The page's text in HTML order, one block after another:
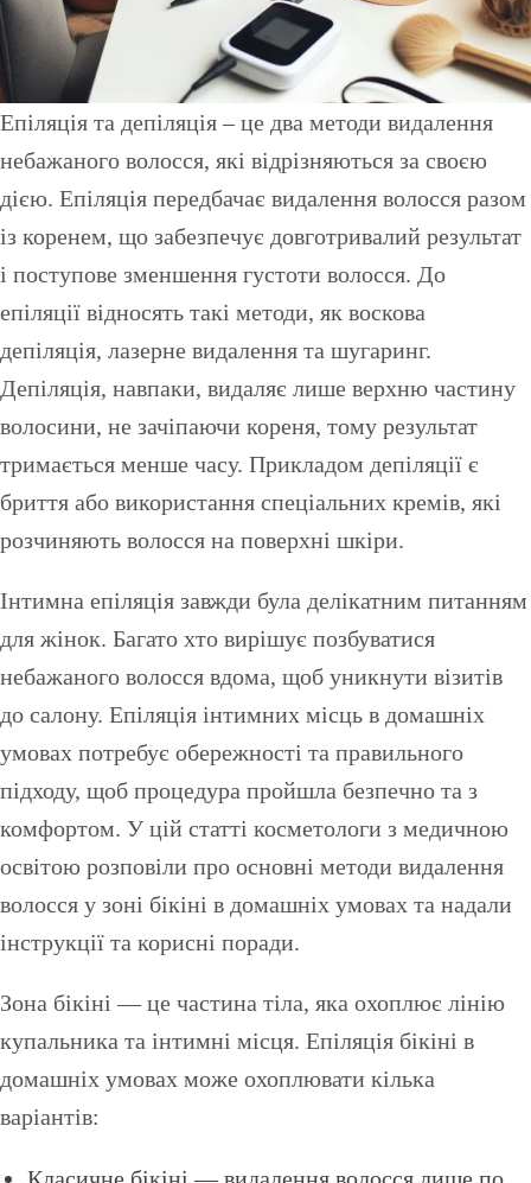
Епіляція та депіляція – це два методи видалення
небажаного волосся, які відрізняються за своєю
дією. Епіляція передбачає видалення волосся разом
із коренем, що забезпечує довготривалий результат
і поступове зменшення густоти волосся. До
епіляції відносять такі методи, як воскова
депіляція, лазерне видалення та шугаринг.
Депіляція, навпаки, видаляє лише верхню частину
волосини, не зачіпаючи кореня, тому результат
тримається менше часу. Прикладом депіляції є
бриття або використання спеціальних кремів, які
розчиняють волосся на поверхні шкіри.
Інтимна епіляція завжди була делікатним питанням
для жінок. Багато хто вирішує позбуватися
небажаного волосся вдома, щоб уникнути візитів
до салону. Епіляція інтимних місць в домашніх
умовах потребує обережності та правильного
підходу, щоб процедура пройшла безпечно та з
комфортом. У цій статті косметологи з медичною
освітою розповіли про основні методи видалення
волосся у зоні бікіні в домашніх умовах та надали
інструкції та корисні поради.
Зона бікіні — це частина тіла, яка охоплює лінію
купальника та інтимні місця. Епіляція бікіні в
домашніх умовах може охоплювати кілька
варіантів:
Класичне бікіні — видалення волосся лише по